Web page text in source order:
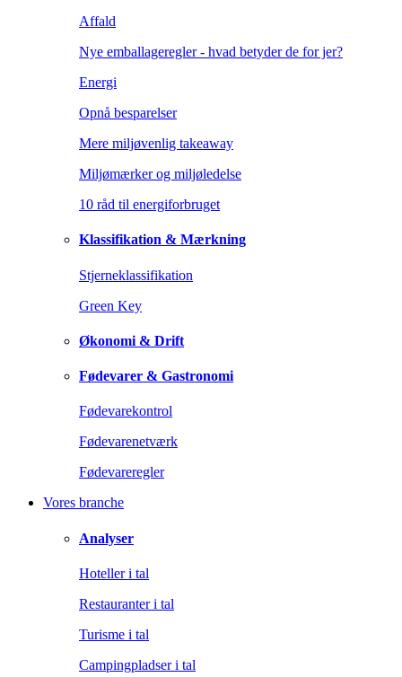
Affald
Nye emballageregler - hvad betyder de for jer?
Energi
Opnå besparelser
Mere miljøvenlig takeaway
Miljømærker og miljøledelse
10 råd til energiforbruget
Klassifikation & Mærkning
Stjerneklassifikation
Green Key
Økonomi & Drift
Fødevarer & Gastronomi
Fødevarekontrol
Fødevarenetværk
Fødevareregler
Vores branche
Analyser
Hoteller i tal
Restauranter i tal
Turisme i tal
Campingpladser i tal